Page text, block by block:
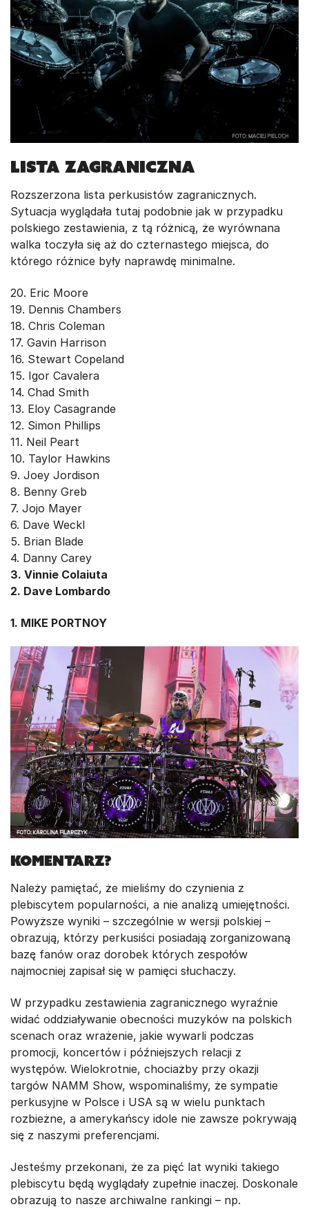
Lista Zagraniczna
Rozszerzona lista perkusistów zagranicznych.
Sytuacja wyglądała tutaj podobnie jak w przypadku
polskiego zestawienia, z tą różnicą, że wyrównana
walka toczyła się aż do czternastego miejsca, do
którego różnice były naprawdę minimalne.
20. Eric Moore
19. Dennis Chambers
18. Chris Coleman
17. Gavin Harrison
16. Stewart Copeland
15. Igor Cavalera
14. Chad Smith
13. Eloy Casagrande
12. Simon Phillips
11. Neil Peart
10. Taylor Hawkins
9. Joey Jordison
8. Benny Greb
7. Jojo Mayer
6. Dave Weckl
5. Brian Blade
4. Danny Carey
3. Vinnie Colaiuta
2. Dave Lombardo
1. MIKE PORTNOY
Komentarz?
Należy pamiętać, że mieliśmy do czynienia z
plebiscytem popularności, a nie analizą umiejętności.
Powyższe wyniki – szczególnie w wersji polskiej –
obrazują, którzy perkusiści posiadają zorganizowaną
bazę fanów oraz dorobek których zespołów
najmocniej zapisał się w pamięci słuchaczy.
W przypadku zestawienia zagranicznego wyraźnie
widać oddziaływanie obecności muzyków na polskich
scenach oraz wrażenie, jakie wywarli podczas
promocji, koncertów i późniejszych relacji z
występów. Wielokrotnie, chociażby przy okazji
targów NAMM Show, wspominaliśmy, że sympatie
perkusyjne w Polsce i USA są w wielu punktach
rozbieżne, a amerykańscy idole nie zawsze pokrywają
się z naszymi preferencjami.
Jesteśmy przekonani, że za pięć lat wyniki takiego
plebiscytu będą wyglądały zupełnie inaczej. Doskonale
obrazują to nasze archiwalne rankingi – np.